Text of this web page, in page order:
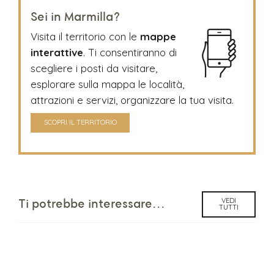
Sei in Marmilla?
Visita il territorio con le mappe
interattive. Ti consentiranno di
scegliere i posti da visitare,
esplorare sulla mappa le località,
attrazioni e servizi, organizzare la tua visita.
SCOPRI IL TERRITORIO
Ti potrebbe interessare... VEDI
TUTTI